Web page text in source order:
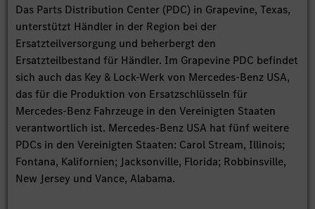
Das Parts Distribution Center (PDC) in Grapevine, Texas,
unterstützt Händler in der Region bei der
Ersatzteilversorgung und beherbergt den
Ersatzteilbestand für Händler. Im Grapevine PDC befindet
sich auch das Key & Lock-Werk von Mercedes-Benz USA,
das für die Produktion von Ersatzschlüsseln für
Mercedes-Benz Fahrzeuge in den Vereinigten Staaten
verantwortlich ist. Mercedes-Benz USA hat fünf weitere
PDCs in den Vereinigten Staaten: Carol Stream, Illinois;
Fontana, Kalifornien; Jacksonville, Florida; Robbinsville,
New Jersey und Vance, Alabama.